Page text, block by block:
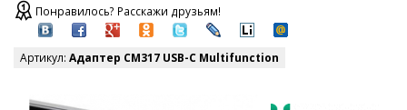
Понравилось? Расскажи друзьям!
Артикул: Адаптер CM317 USB-C Multifunction